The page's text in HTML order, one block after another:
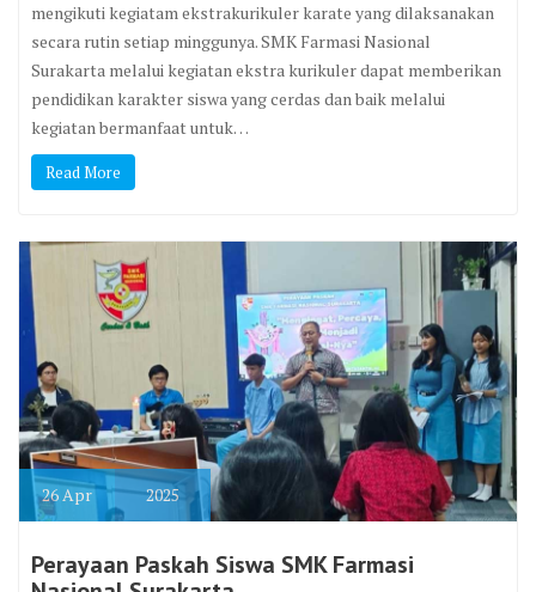
mengikuti kegiatam ekstrakurikuler karate yang dilaksanakan
secara rutin setiap minggunya. SMK Farmasi Nasional
Surakarta melalui kegiatan ekstra kurikuler dapat memberikan
pendidikan karakter siswa yang cerdas dan baik melalui
kegiatan bermanfaat untuk…
Read More
26Apr 2025
Perayaan Paskah Siswa SMK Farmasi